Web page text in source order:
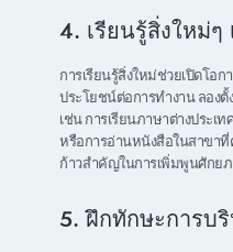
4. เรียนรู้สิ่งใหม่
การเรียนรู้สิ่งใหม่ช่วยเปิดโอ
ประโยชน์ต่อการทำงาน ลองตั้
เช่น การเรียนภาษาต่างประเ
หรือการอ่านหนังสือในสาขา
ก้าวสำคัญในการเพิ่มพูนศักยภ
5. ฝึกทักษะการบริ